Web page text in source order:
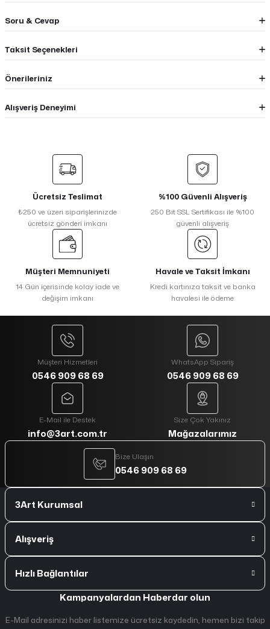
Soru & Cevap
Taksit Seçenekleri
Önerileriniz
Alışveriş Deneyimi
Ücretsiz Teslimat
₺250 ve üzeri siparişlerinizde
ücretsiz gönderi imkanı
%100 Güvenli Alışveriş
250 Bit SSL Sertifikası ile %100
güvenli alışveriş
Müşteri Memnuniyeti
14 Gün içerisinde kolay iade ve
değişim imkanı
Havale ve Taksit İmkanı
Kredi kartınıza taksit ve banka
havalesi ile ödeme
Müşteri Hizmetleri
0546 909 68 69
WhatsApp Sipariş
0546 909 68 69
E-Mail ile Destek
info@3art.com.tr
Size Çok Yakınız
Mağazalarımız
Bize Ulaşın
0546 909 68 69
3Art Kurumsal
Alışveriş
Hızlı Bağlantılar
Kampanyalardan Haberdar olun
E-Mail adresinizi haber listemize ücretsiz kaydedin, hemen bizi takip